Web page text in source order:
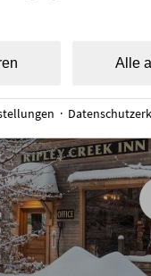
jederzeit zu
Alle
·